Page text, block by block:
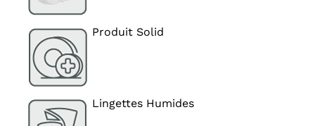
Produit Solid
Lingettes Humides